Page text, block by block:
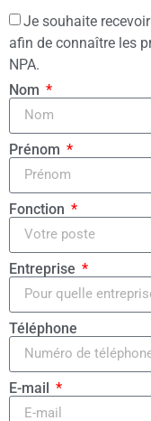
Je souhaite
afin de connaître les
NPA.
Nom
Prénom
Fonction
Entreprise
Téléphone
E-mail